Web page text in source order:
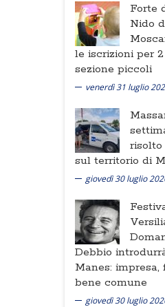
Forte
Nido
le iscrizioni per
sezione piccoli
venerdì 31 luglio
risolto
sul territorio di
giovedì 30 luglio
Debbio
Manes:
bene comune
giovedì 30 luglio